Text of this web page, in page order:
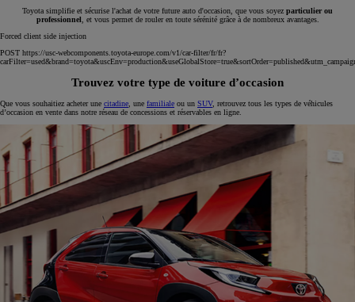
Toyota simplifie et sécurise l'achat de votre future auto d'occasion, que vous soyez particulier ou
professionnel, et vous permet de rouler en toute sérénité grâce à de nombreux avantages.
Forced client side injection
POST https://usc-webcomponents.toyota-europe.com/v1/car-filter/fr/fr?
Trouvez votre type de voiture d’occasion
Que vous souhaitiez acheter une citadine, une familiale ou un SUV, retrouvez tous les types de véhicules
d’occasion en vente dans notre réseau de concessions et réservables en ligne.